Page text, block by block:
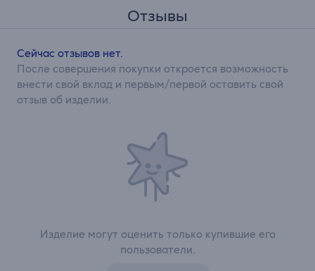
Отзывы
Изделие могут оценить только купившие его
пользователи.
Сейчас отзывов нет.
После совершения покупки откроется возможность
внести свой вклад и первым/первой оставить свой
отзыв об изделии.